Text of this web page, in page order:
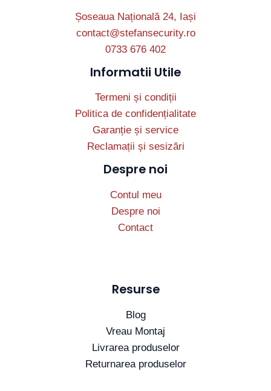
Șoseaua Națională 24, Iași
contact@stefansecurity.ro
0733 676 402
Informatii Utile
Termeni și condiții
Politica de confidențialitate
Garanție și service
Reclamații și sesizări
Despre noi
Contul meu
Despre noi
Contact
Resurse
Blog
Vreau Montaj
Livrarea produselor
Returnarea produselor